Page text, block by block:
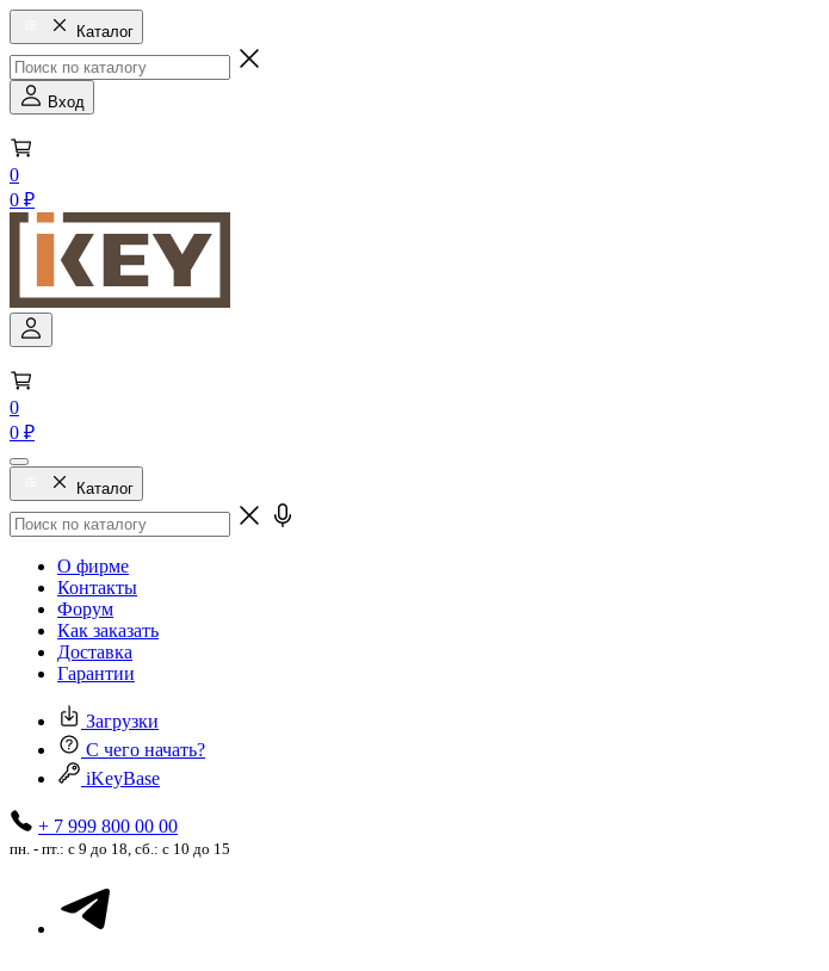
Каталог
Вход
0
0 ₽
0
0 ₽
Каталог
О фирме
Контакты
Форум
Как заказать
Доставка
Гарантии
Загрузки
С чего начать?
iKeyBase
+ 7 999 800 00 00
пн. - пт.: с 9 до 18, сб.: с 10 до 15